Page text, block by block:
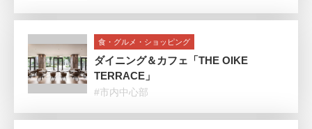
食・グルメ・ショッピング
ダイニング＆カフェ「THE OIKE
TERRACE」
#市内中心部